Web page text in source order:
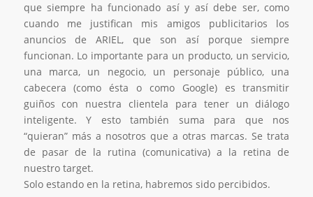
que siempre ha funcionado así y así debe ser, como
cuando me justifican mis amigos publicitarios los
anuncios de ARIEL, que son así porque siempre
funcionan. Lo importante para un producto, un servicio,
una marca, un negocio, un personaje público, una
cabecera (como ésta o como Google) es transmitir
guiños con nuestra clientela para tener un diálogo
inteligente. Y esto también suma para que nos
“quieran” más a nosotros que a otras marcas. Se trata
de pasar de la rutina (comunicativa) a la retina de
nuestro target.
Solo estando en la retina, habremos sido percibidos.